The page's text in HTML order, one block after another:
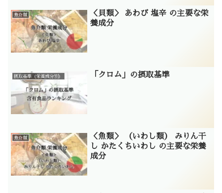
魚介類
＜貝類＞ あわび 塩辛 の主要な栄
養成分
摂取基準（栄養成分別） 「クロム」の摂取基準
魚介類
＜魚類＞ （いわし類） みりん干
し かたくちいわし の主要な栄養
成分